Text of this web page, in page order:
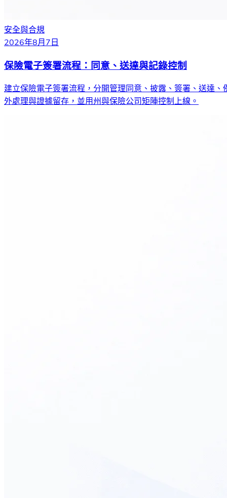
安全與合規
2026年8月7日
保險電子簽署流程：同意、送達與記錄控制
建立保險電子簽署流程，分開管理同意、披露、簽署、送達、
外處理與證據留存，並用州與保險公司矩陣控制上線。